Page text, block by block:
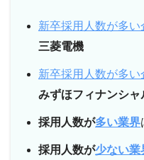
新卒採用人数が多
三菱電機
新卒採用人数が多
みずほフィナンシャ
採用人数が多い業界
採用人数が少ない業